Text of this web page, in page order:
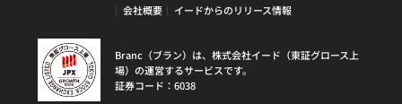
会社概要
イードからのリリース情報
Branc（ブラン）は、株式会社イード（東証グロース上
場）の運営するサービスです。
証券コード：6038